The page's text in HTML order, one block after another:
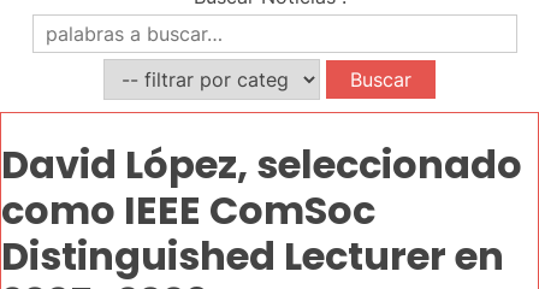
David López, seleccionado
como IEEE ComSoc
Distinguished Lecturer en